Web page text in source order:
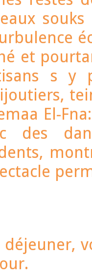
et
s y
El-
des